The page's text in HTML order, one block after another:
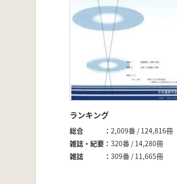
ランキング
総合
2,009番 / 124,816冊
雑誌・紀要
320番 / 14,280冊
雑誌
309番 / 11,665冊